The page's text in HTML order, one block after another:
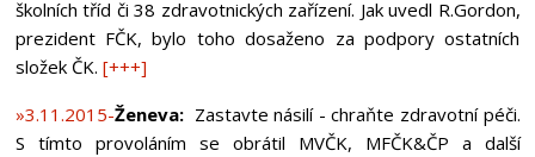
školních tříd či 38 zdravotnických zařízení. Jak uvedl R.Gordon,
prezident FČK, bylo toho dosaženo za podpory ostatních
složek ČK. [+++]
»3.11.2015-Ženeva: Zastavte násilí - chraňte zdravotní péči.
S tímto provoláním se obrátil MVČK, MFČK&ČP a další